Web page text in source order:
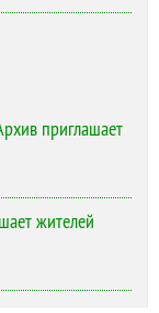
приглашает
жителей